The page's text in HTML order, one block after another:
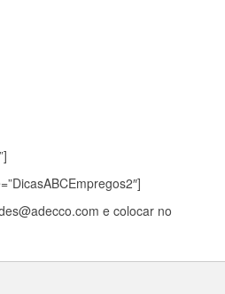
e colocar no